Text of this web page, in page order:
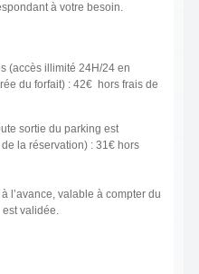
à votre besoin.
(accès illimité 24H/24 en
du forfait) : 42€ hors frais de
sortie du parking est
la réservation) : 31€ hors
l’avance, valable à compter du
validée.